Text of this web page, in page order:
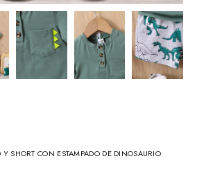
SHORT CON ESTAMPADO DE DINOSAURIO